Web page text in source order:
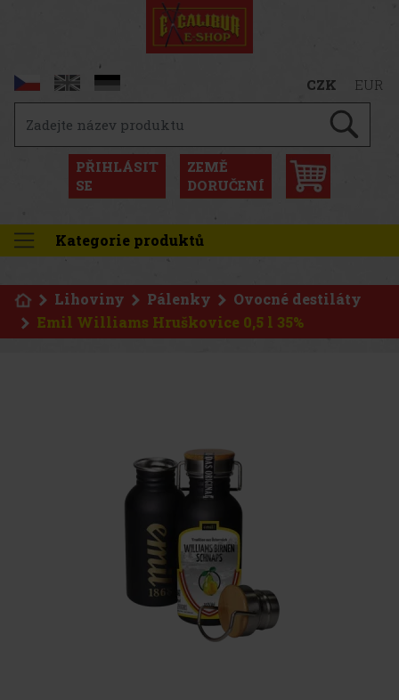
CZK EUR
PŘIHLÁSIT
SE
ZEMĚ
DORUČENÍ
Kategorie produktů
Lihoviny Pálenky
Ovocné destiláty
Emil Williams Hruškovice 0,5 l 35%